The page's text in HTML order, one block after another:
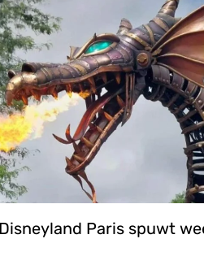
Paris spuwt